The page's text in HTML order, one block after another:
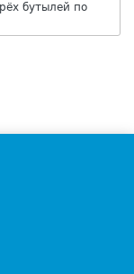
бутылей по